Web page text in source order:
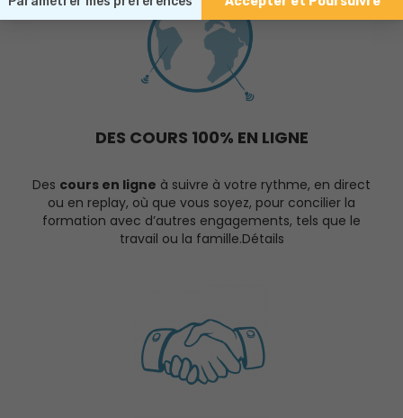
DES COURS 100% EN LIGNE
Des cours en ligne à suivre à votre rythme, en direct
ou en replay, où que vous soyez, pour concilier la
formation avec d’autres engagements, tels que le
travail ou la famille.Détails